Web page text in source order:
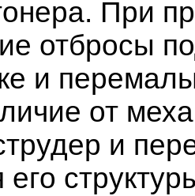
При
отбросы
и
от
и